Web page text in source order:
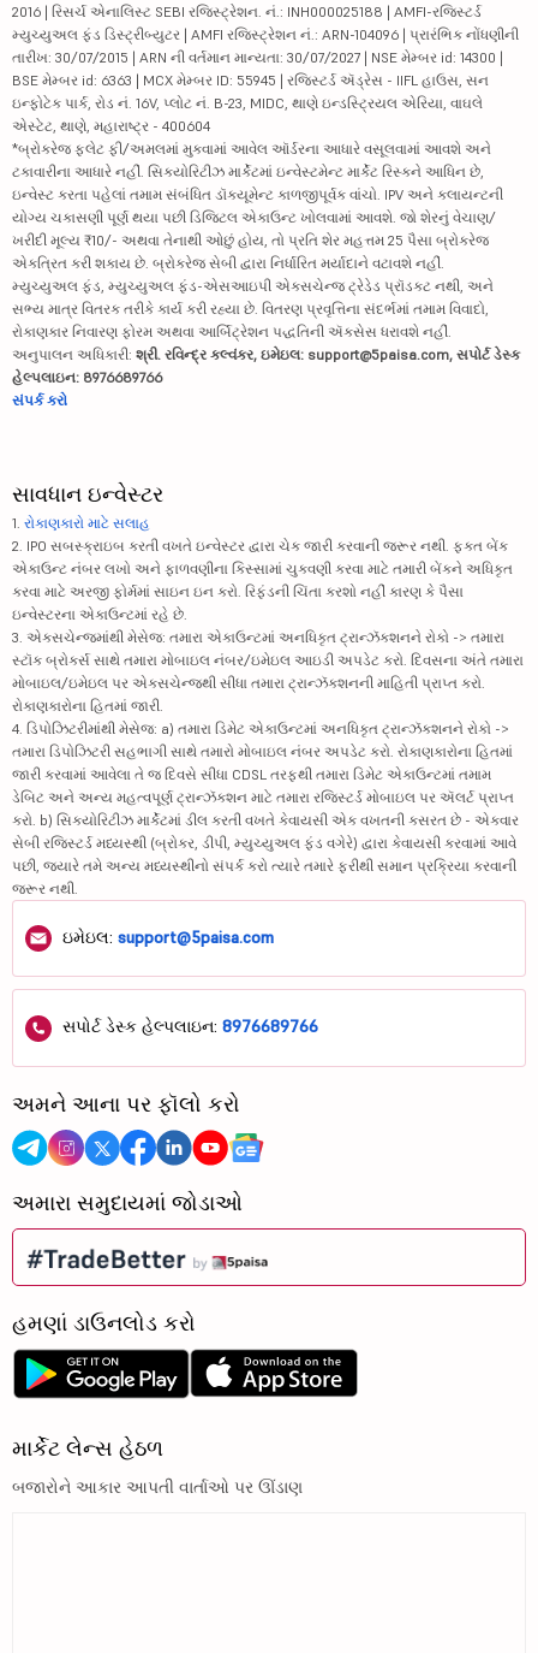
2016 | રિસર્ચ એનાલિસ્ટ SEBI રજિસ્ટ્રેશન. નં.: INH000025188 | AMFI-રજિસ્ટર્ડ
મ્યુચ્યુઅલ ફંડ ડિસ્ટ્રીબ્યુટર | AMFI રજિસ્ટ્રેશન નં.: ARN-104096 | પ્રારંભિક નોંધણીની
તારીખ: 30/07/2015 | ARN ની વર્તમાન માન્યતા: 30/07/2027 | NSE મેમ્બર id: 14300 |
BSE મેમ્બર id: 6363 | MCX મેમ્બર ID: 55945 | રજિસ્ટર્ડ ઍડ્રેસ - IIFL હાઉસ, સન
ઇન્ફોટેક પાર્ક, રોડ નં. 16V, પ્લોટ નં. B-23, MIDC, થાણે ઇન્ડસ્ટ્રિયલ એરિયા, વાઘલે
એસ્ટેટ, થાણે, મહારાષ્ટ્ર - 400604
*બ્રોકરેજ ફ્લેટ ફી/અમલમાં મુકવામાં આવેલ ઑર્ડરના આધારે વસૂલવામાં આવશે અને
ટકાવારીના આધારે નહીં. સિક્યોરિટીઝ માર્કેટમાં ઇન્વેસ્ટમેન્ટ માર્કેટ રિસ્કને આધિન છે,
ઇન્વેસ્ટ કરતા પહેલાં તમામ સંબંધિત ડૉક્યૂમેન્ટ કાળજીપૂર્વક વાંચો. IPV અને ક્લાયન્ટની
યોગ્ય ચકાસણી પૂર્ણ થયા પછી ડિજિટલ એકાઉન્ટ ખોલવામાં આવશે. જો શેરનું વેચાણ/
ખરીદી મૂલ્ય ₹10/- અથવા તેનાથી ઓછું હોય, તો પ્રતિ શેર મહત્તમ 25 પૈસા બ્રોકરેજ
એકત્રિત કરી શકાય છે. બ્રોકરેજ સેબી દ્વારા નિર્ધારિત મર્યાદાને વટાવશે નહીં.
મ્યુચ્યુઅલ ફંડ, મ્યુચ્યુઅલ ફંડ-એસઆઇપી એક્સચેન્જ ટ્રેડેડ પ્રૉડક્ટ નથી, અને
સભ્ય માત્ર વિતરક તરીકે કાર્ય કરી રહ્યા છે. વિતરણ પ્રવૃત્તિના સંદર્ભમાં તમામ વિવાદો,
રોકાણકાર નિવારણ ફોરમ અથવા આર્બિટ્રેશન પદ્ધતિની ઍક્સેસ ધરાવશે નહીં.
અનુપાલન અધિકારી: શ્રી. રવિન્દ્ર કલ્વંકર, ઇમેઇલ: support@5paisa.com, સપોર્ટ ડેસ્ક
હેલ્પલાઇન: 8976689766
સંપર્ક કરો
સાવધાન ઇન્વેસ્ટર
1. રોકાણકારો માટે સલાહ
2. IPO સબસ્ક્રાઇબ કરતી વખતે ઇન્વેસ્ટર દ્વારા ચેક જારી કરવાની જરૂર નથી. ફક્ત બેંક
એકાઉન્ટ નંબર લખો અને ફાળવણીના કિસ્સામાં ચુકવણી કરવા માટે તમારી બેંકને અધિકૃત
કરવા માટે અરજી ફોર્મમાં સાઇન ઇન કરો. રિફંડની ચિંતા કરશો નહીં કારણ કે પૈસા
ઇન્વેસ્ટરના એકાઉન્ટમાં રહે છે.
3. એક્સચેન્જમાંથી મેસેજ: તમારા એકાઉન્ટમાં અનધિકૃત ટ્રાન્ઝૅક્શનને રોકો -> તમારા
સ્ટૉક બ્રોકર્સ સાથે તમારા મોબાઇલ નંબર/ઇમેઇલ આઇડી અપડેટ કરો. દિવસના અંતે તમારા
મોબાઇલ/ઇમેઇલ પર એક્સચેન્જથી સીધા તમારા ટ્રાન્ઝૅક્શનની માહિતી પ્રાપ્ત કરો.
રોકાણકારોના હિતમાં જારી.
4. ડિપોઝિટરીમાંથી મેસેજ: a) તમારા ડિમેટ એકાઉન્ટમાં અનધિકૃત ટ્રાન્ઝૅક્શનને રોકો ->
તમારા ડિપોઝિટરી સહભાગી સાથે તમારો મોબાઇલ નંબર અપડેટ કરો. રોકાણકારોના હિતમાં
જારી કરવામાં આવેલા તે જ દિવસે સીધા CDSL તરફથી તમારા ડિમેટ એકાઉન્ટમાં તમામ
ડેબિટ અને અન્ય મહત્વપૂર્ણ ટ્રાન્ઝૅક્શન માટે તમારા રજિસ્ટર્ડ મોબાઇલ પર ઍલર્ટ પ્રાપ્ત
કરો. b) સિક્યોરિટીઝ માર્કેટમાં ડીલ કરતી વખતે કેવાયસી એક વખતની કસરત છે - એકવાર
સેબી રજિસ્ટર્ડ મધ્યસ્થી (બ્રોકર, ડીપી, મ્યુચ્યુઅલ ફંડ વગેરે) દ્વારા કેવાયસી કરવામાં આવે
પછી, જ્યારે તમે અન્ય મધ્યસ્થીનો સંપર્ક કરો ત્યારે તમારે ફરીથી સમાન પ્રક્રિયા કરવાની
જરૂર નથી.
ઇમેઇલ: support@5paisa.com
સપોર્ટ ડેસ્ક હેલ્પલાઇન: 8976689766
અમને આના પર ફૉલો કરો
અમારા સમુદાયમાં જોડાઓ
હમણાં ડાઉનલોડ કરો
માર્કેટ લેન્સ હેઠળ
બજારોને આકાર આપતી વાર્તાઓ પર ઊંડાણ